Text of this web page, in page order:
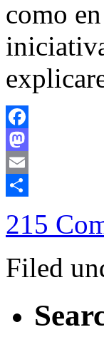
como
Facebook
Mastodon
Email
215
Filed